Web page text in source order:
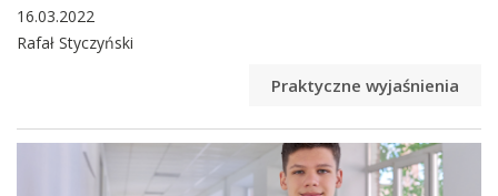
16.03.2022
Rafał Styczyński
Praktyczne wyjaśnienia